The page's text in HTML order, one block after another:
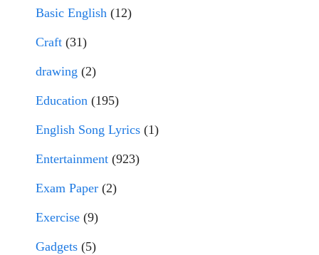
Basic English (12)
Craft (31)
drawing (2)
Education (195)
English Song Lyrics (1)
Entertainment (923)
Exam Paper (2)
Exercise (9)
Gadgets (5)